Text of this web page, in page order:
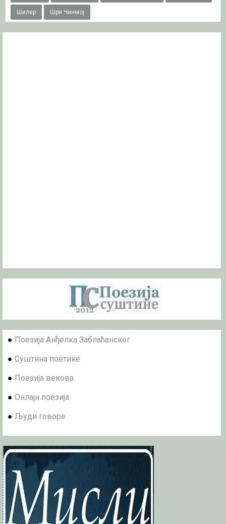
Шилер Шри Чинмој
● Поезија Анђелка Заблаћанског
● Суштина поетике
● Поезија векова
● Онлајн поезија
● Људи говоре